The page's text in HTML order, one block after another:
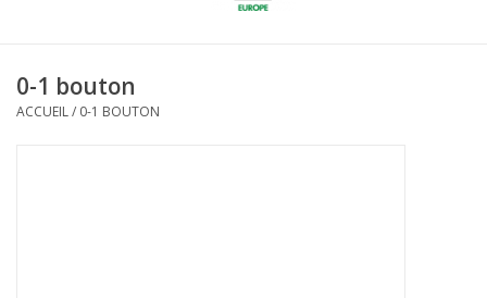
Couteaux originaux VLB lames
0-1 bouton
ACCUEIL/ 0-1 BOUTON